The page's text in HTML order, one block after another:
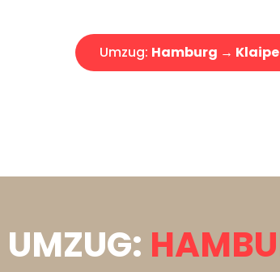
Umzug: Hamburg →
UMZUG: